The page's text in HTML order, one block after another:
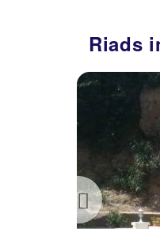
Riads
Previous